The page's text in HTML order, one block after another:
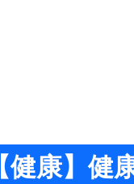
【健康】健